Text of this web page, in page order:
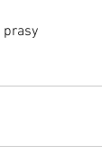
prasy